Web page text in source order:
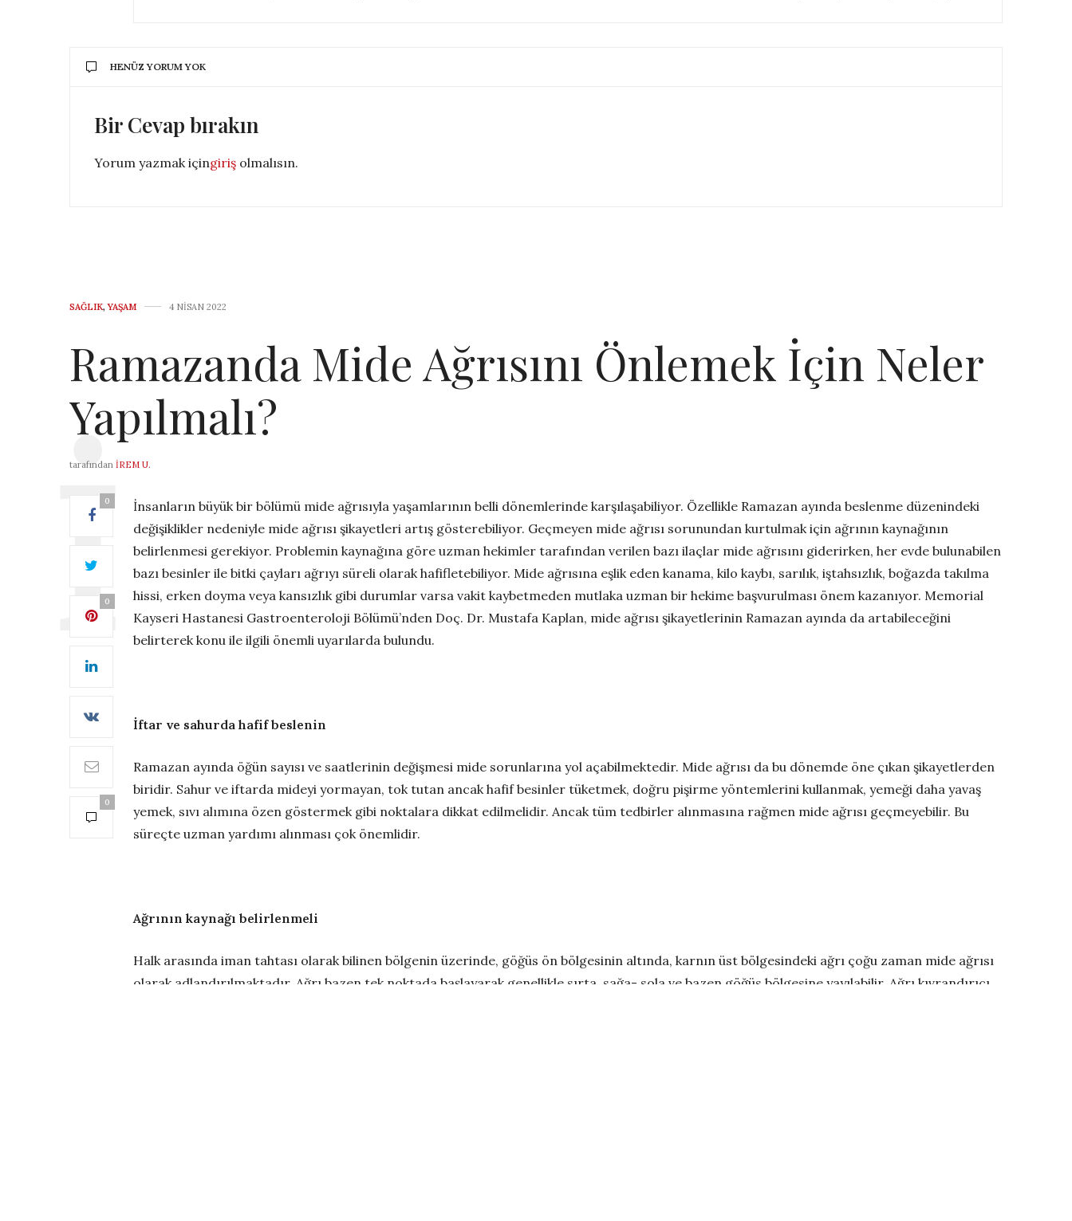
HENÜZ YORUM YOK
Bir Cevap bırakın
Yorum yazmak içingiriş olmalısın.
SAĞLIK, YAŞAM 4 NISAN 2022
Ramazanda Mide Ağrısını Önlemek İçin Neler
Yapılmalı?
tarafından İREM U.
0
0
0
İnsanların büyük bir bölümü mide ağrısıyla yaşamlarının belli dönemlerinde karşılaşabiliyor. Özellikle Ramazan ayında beslenme düzenindeki
değişiklikler nedeniyle mide ağrısı şikayetleri artış gösterebiliyor. Geçmeyen mide ağrısı sorunundan kurtulmak için ağrının kaynağının
belirlenmesi gerekiyor. Problemin kaynağına göre uzman hekimler tarafından verilen bazı ilaçlar mide ağrısını giderirken, her evde bulunabilen
bazı besinler ile bitki çayları ağrıyı süreli olarak hafifletebiliyor. Mide ağrısına eşlik eden kanama, kilo kaybı, sarılık, iştahsızlık, boğazda takılma
hissi, erken doyma veya kansızlık gibi durumlar varsa vakit kaybetmeden mutlaka uzman bir hekime başvurulması önem kazanıyor. Memorial
Kayseri Hastanesi Gastroenteroloji Bölümü’nden Doç. Dr. Mustafa Kaplan, mide ağrısı şikayetlerinin Ramazan ayında da artabileceğini
belirterek konu ile ilgili önemli uyarılarda bulundu.
İftar ve sahurda hafif beslenin
Ramazan ayında öğün sayısı ve saatlerinin değişmesi mide sorunlarına yol açabilmektedir. Mide ağrısı da bu dönemde öne çıkan şikayetlerden
biridir. Sahur ve iftarda mideyi yormayan, tok tutan ancak hafif besinler tüketmek, doğru pişirme yöntemlerini kullanmak, yemeği daha yavaş
yemek, sıvı alımına özen göstermek gibi noktalara dikkat edilmelidir. Ancak tüm tedbirler alınmasına rağmen mide ağrısı geçmeyebilir. Bu
süreçte uzman yardımı alınması çok önemlidir.
Ağrının kaynağı belirlenmeli
Halk arasında iman tahtası olarak bilinen bölgenin üzerinde, göğüs ön bölgesinin altında, karnın üst bölgesindeki ağrı çoğu zaman mide ağrısı
olarak adlandırılmaktadır. Ağrı bazen tek noktada başlayarak genellikle sırta, sağa- sola ve bazen göğüs bölgesine yayılabilir. Ağrı kıvrandırıcı,